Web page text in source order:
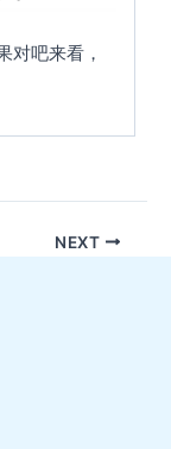
对吧来看，
NEXT